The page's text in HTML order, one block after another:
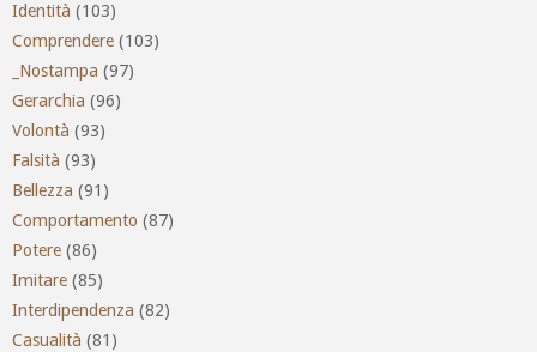
Identità (103)
Comprendere (103)
_Nostampa (97)
Gerarchia (96)
Volontà (93)
Falsità (93)
Bellezza (91)
Comportamento (87)
Potere (86)
Imitare (85)
Interdipendenza (82)
Casualità (81)